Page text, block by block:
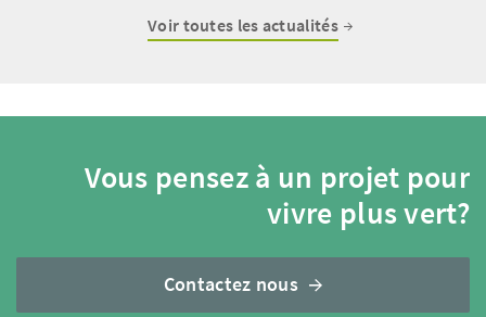
Voir toutes les actualités
Vous pensez à un projet pour
vivre plus vert?
Contactez nous